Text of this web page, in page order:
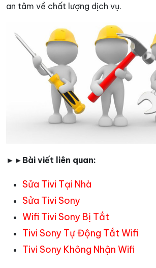
an tâm về chất lượng dịch vụ.
►►Bài viết liên quan:
Sửa Tivi Tại Nhà
Sửa Tivi Sony
Wifi Tivi Sony Bị Tắt
Tivi Sony Tự Động Tắt Wifi
Tivi Sony Không Nhận Wifi